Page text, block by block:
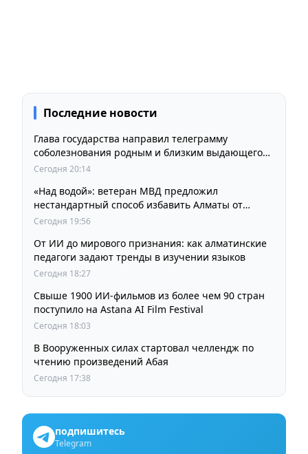
Последние новости
Глава государства направил телеграмму
соболезнования родным и близким выдающегося
кинорежиссера Ардака Амиркулова
Сегодня 20:14
«Над водой»: ветеран МВД предложил
нестандартный способ избавить Алматы от
пробок и смога
Сегодня 19:56
От ИИ до мирового признания: как алматинские
педагоги задают тренды в изучении языков
Сегодня 18:27
Свыше 1900 ИИ-фильмов из более чем 90 стран
поступило на Astana AI Film Festival
Сегодня 18:03
В Вооруженных силах стартовал челлендж по
чтению произведений Абая
Сегодня 17:38
подпишитесь
Telegram